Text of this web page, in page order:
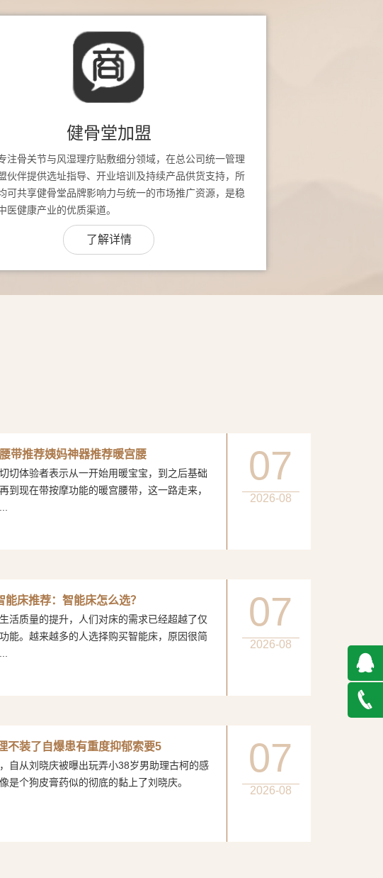
健骨堂加盟
注骨关节与风湿理疗贴敷细分领域，在总公司统一管理
伙伴提供选址指导、开业培训及持续产品供货支持，所
可共享健骨堂品牌影响力与统一的市场推广资源，是稳
医健康产业的优质渠道。
了解详情
带推荐姨妈神器推荐暖宫腰
者表示从一开始用暖宝宝，到之后基础
到现在带按摩功能的暖宫腰带，这一路走来，
07
2026-08
能床推荐：智能床怎么选？
的提升，人们对床的需求已经超越了仅
能。越来越多的人选择购买智能床，原因很简
07
2026-08
不装了自爆患有重度抑郁索要5
晓庆被曝出玩弄小38岁男助理古柯的感
是个狗皮膏药似的彻底的黏上了刘晓庆。
07
2026-08
QQ在